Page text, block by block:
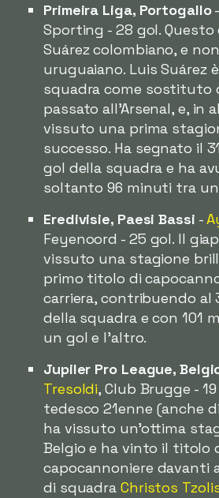
Primeira Liga, Portogallo-
Sporting - 28 gol.
Suárez colombiano, e
uruguaiano. Luis Suárez
squadra come sostituto
passato all'Arsenal, e, in
vissuto una prima
successo. Ha segnato il
gol della squadra e ha
soltanto 96 minuti tra
Eredivisie, Paesi Bassi -
Feyenoord - 25 gol. Il
vissuto una stagione
primo titolo di
carriera, contribuendo al
della squadra e con 101
un gol e l'altro.
Jupiler Pro League,
Tresoldi, Club Brugge -
tedesco 21enne (anche
ha vissuto un'ottima
Belgio e ha vinto il titolo
capocannoniere davanti
di squadra Christos